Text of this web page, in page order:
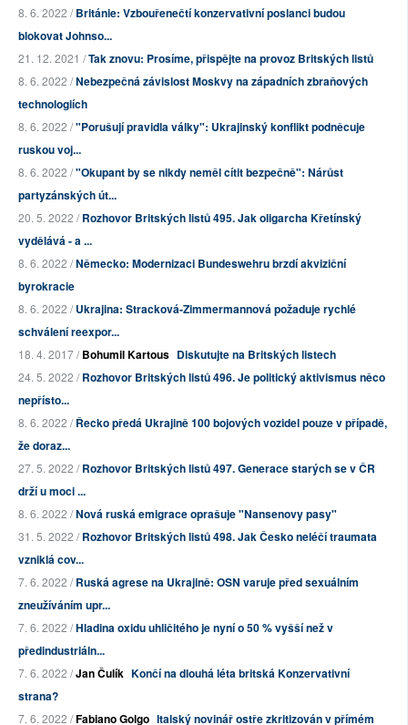
8. 6. 2022 /Británie: Vzbouřenečtí konzervativní poslanci budou
blokovat Johnso...
21. 12. 2021 /Tak znovu: Prosíme, přispějte na provoz Britských listů
8. 6. 2022 /Nebezpečná závislost Moskvy na západních zbraňových
technologiích
8. 6. 2022 /"Porušují pravidla války": Ukrajinský konflikt podněcuje
ruskou voj...
8. 6. 2022 /"Okupant by se nikdy neměl cítit bezpečně": Nárůst
partyzánských út...
20. 5. 2022 /Rozhovor Britských listů 495. Jak oligarcha Křetínský
vydělává - a ...
8. 6. 2022 /Německo: Modernizaci Bundeswehru brzdí akviziční
byrokracie
8. 6. 2022 /Ukrajina: Stracková-Zimmermannová požaduje rychlé
schválení reexpor...
18. 4. 2017 /Bohumil Kartous Diskutujte na Britských listech
24. 5. 2022 /Rozhovor Britských listů 496. Je politický aktivismus něco
nepřísto...
8. 6. 2022 /Řecko předá Ukrajině 100 bojových vozidel pouze v případě,
že doraz...
27. 5. 2022 /Rozhovor Britských listů 497. Generace starých se v ČR
drží u moci ...
8. 6. 2022 /Nová ruská emigrace oprašuje "Nansenovy pasy"
31. 5. 2022 /Rozhovor Britských listů 498. Jak Česko neléčí traumata
vzniklá cov...
7. 6. 2022 /Ruská agrese na Ukrajině: OSN varuje před sexuálním
zneužíváním upr...
7. 6. 2022 /Hladina oxidu uhličitého je nyní o 50 % vyšší než v
předindustriáln...
7. 6. 2022 /Jan Čulík Končí na dlouhá léta britská Konzervativní
strana?
7. 6. 2022 /Fabiano Golgo Italský novinář ostře zkritizován v přímém